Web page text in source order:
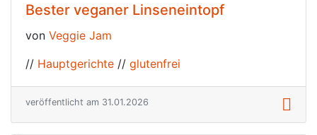
Bester veganer Linseneintopf
von Veggie Jam
// Hauptgerichte // glutenfrei
veröffentlicht am 31.01.2026